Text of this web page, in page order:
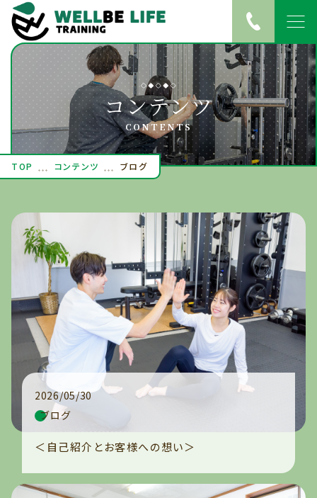
TOP
当ジムについて
サービス紹介
料金
トレーナー紹介
店舗概要
ブログ（キャンペーン
情報）
お問い合わせ
コンテンツ
CONTENTS
TOP コンテンツ ブログ
2026/05/30
ブログ
＜自己紹介とお客様への想い＞